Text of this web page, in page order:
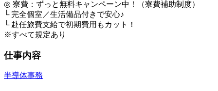
◎ 寮費：ずっと無料キャンペーン中！（寮費補助制度）
└ 完全個室／生活備品付きで安心♪
└ 赴任旅費支給で初期費用もカット！
※すべて規定あり
仕事内容
半導体事務